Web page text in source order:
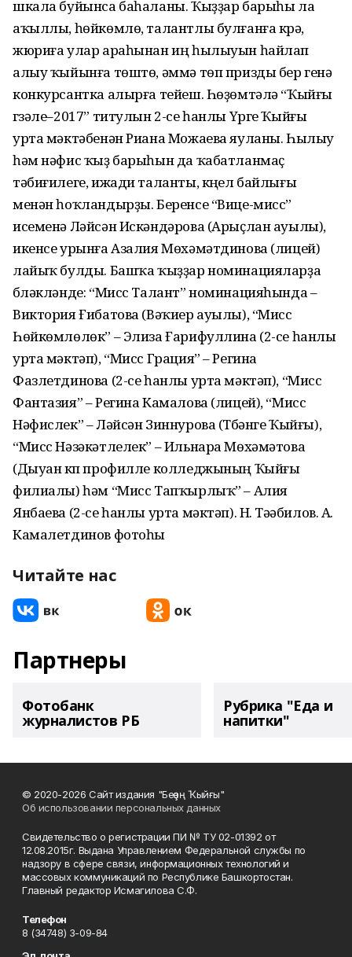
шкала буйынса баһаланы. Ҡыҙҙар барыһы ла
аҡыллы, һөйкөмлө, талантлы булғанға күрә,
жюриға улар араһынан иң һылыуын һайлап
алыу ҡыйынға төштө, әммә төп призды бер генә
конкурсантка алырға тейеш. Һөҙөмтәлә “Ҡыйғы
гүзәле–2017” титулын 2-се һанлы Үрге Ҡыйғы
урта мәктәбенән Риана Можаева яуланы. Һылыу
һәм нәфис ҡыҙ барыһын да ҡабатланмаҫ
тәбиғилеге, ижади таланты, күңел байлығы
менән һоҡландырҙы. Беренсе “Вице-мисс”
исеменә Ләйсән Искәндәрова (Арыҫлан ауылы),
икенсе урынға Азалия Мөхәмәтдинова (лицей)
лайыҡ булды. Башҡа ҡыҙҙар номинацияларҙа
бүләкләнде: “Мисс Талант” номинацияһында –
Виктория Ғибатова (Вәҡиер ауылы), “Мисс
Һөйкөмлөлөк” – Элиза Ғарифуллина (2-се һанлы
урта мәктәп), “Мисс Грация” – Регина
Фазлетдинова (2-се һанлы урта мәктәп), “Мисс
Фантазия” – Регина Камалова (лицей), “Мисс
Нәфислек” – Ләйсән Зиннурова (Түбәнге Ҡыйғы),
“Мисс Нәзәкәтлелек” – Ильнара Мөхәмәтова
(Дыуан күп профилле колледжының Ҡыйғы
филиалы) һәм “Мисс Тапҡырлыҡ” – Алия
Янбаева (2-се һанлы урта мәктәп). Н. Тәүәбилов. А.
Камалетдинов фотоһы
Читайте нас
Партнеры
Фотобанк
журналистов РБ
Рубрика "Еда и
напитки"
© 2020-2026 Сайт издания "Беҙҙең Ҡыйғы"
Об использовании персональных данных
Свидетельство о регистрации ПИ № ТУ 02-01392 от
12.08.2015г. Выдана Управлением Федеральной службы по
надзору в сфере связи, информационных технологий и
массовых коммуникаций по Республике Башкортостан.
Главный редактор Исмагилова С.Ф.
Телефон
8 (34748) 3-09-84